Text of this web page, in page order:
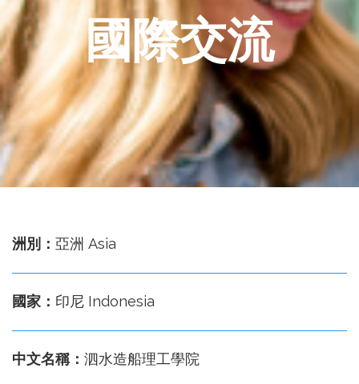
學
國
事
務
處
國際交流
洲別： 亞洲 Asia
國家： 印尼 Indonesia
中文名稱： 泗水造船理工學院